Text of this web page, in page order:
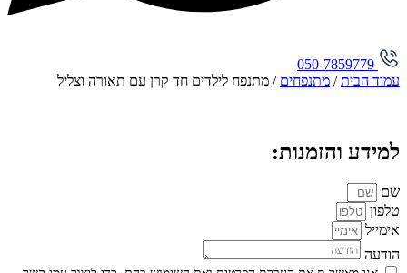
050-7859779
עמוד הבית/ מתנפחים / מתנפח לילדים חד קרן עם תאורה וצליל
למידע והזמנות:
שם
טלפון
אימייל
הודעה